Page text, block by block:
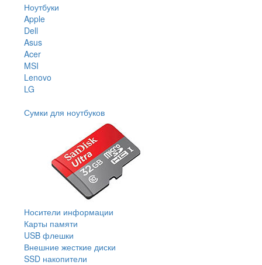
Ноутбуки
Apple
Dell
Asus
Acer
MSI
Lenovo
LG
Сумки для ноутбуков
Носители информации
Карты памяти
USB флешки
Внешние жесткие диски
SSD накопители